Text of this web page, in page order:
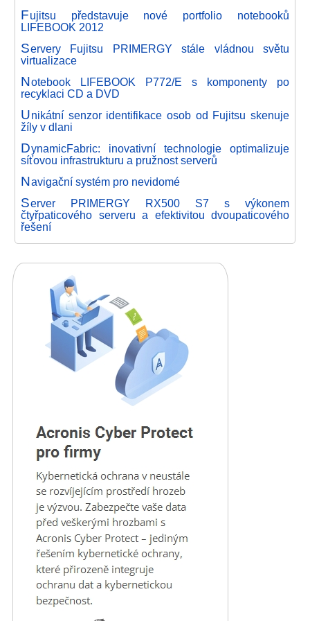
Fujitsu představuje nové portfolio notebooků
LIFEBOOK 2012
Servery Fujitsu PRIMERGY stále vládnou světu
virtualizace
Notebook LIFEBOOK P772/E s komponenty po
recyklaci CD a DVD
Unikátní senzor identifikace osob od Fujitsu skenuje
žíly v dlani
DynamicFabric: inovativní technologie optimalizuje
síťovou infrastrukturu a pružnost serverů
Navigační systém pro nevidomé
Server PRIMERGY RX500 S7 s výkonem
čtyřpaticového serveru a efektivitou dvoupaticového
řešení